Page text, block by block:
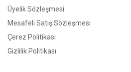
Üyelik Sözleşmesi
Mesafeli Satış Sözleşmesi
Çerez Politikası
Gizlilik Politikası